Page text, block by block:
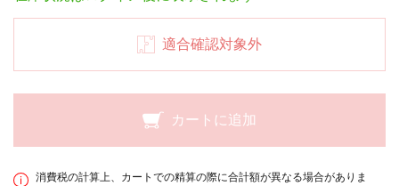
適合確認対象外
カートに追加
消費税の計算上、カートでの精算の際に合計額が異なる場合がありま